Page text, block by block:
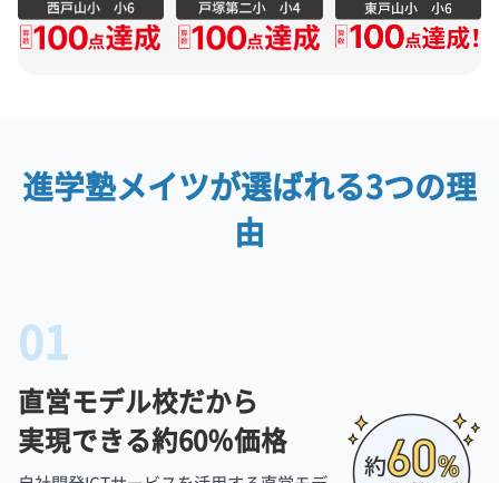
進学塾メイツが選ばれる3つの理
由
01
直営モデル校だから
実現できる約60％価格